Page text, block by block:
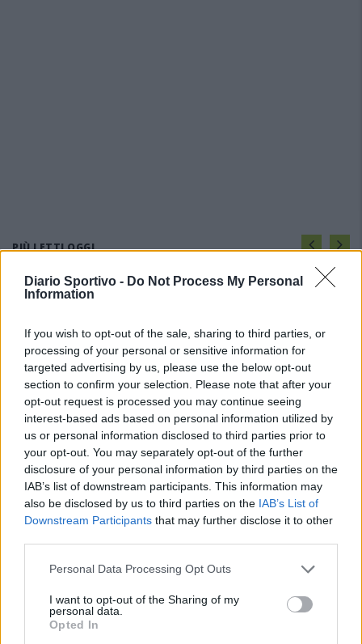
Diario Sportivo - Do Not Process My Personal
Information
If you wish to opt-out of the sale, sharing to third parties, or
processing of your personal or sensitive information for
targeted advertising by us, please use the below opt-out
section to confirm your selection. Please note that after your
opt-out request is processed you may continue seeing
interest-based ads based on personal information utilized by
us or personal information disclosed to third parties prior to
your opt-out. You may separately opt-out of the further
disclosure of your personal information by third parties on the
IAB’s list of downstream participants. This information may
also be disclosed by us to third parties on the IAB’s List of
Downstream Participants that may further disclose it to other
Personal Data Processing Opt Outs
I want to opt-out of the Sharing of my
personal data.
Opted In
PIÙ LETTI OGGI
giovani tra i…
Il Selargius rinforza il centrocampo con
Manuel Rinino e Samuele Vacca
6 Ago 2026
Le 5 sarde ancora nel girone G con 8 squadre
laziali, 4 campane e la novità dei molisani del
Venafro
6 Ago 2026
Coppa Italia: Aranova-Ossese il 23, i derby
Budoni-Latte Dolce e COS-Monastir il 30
Colpo dell'Uta con Pisano e arriva anche